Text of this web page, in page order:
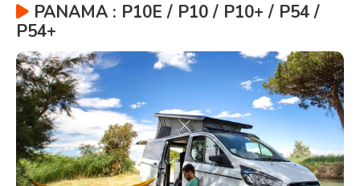
PANAMA : P10E / P10 / P10+ / P54 /
P54+